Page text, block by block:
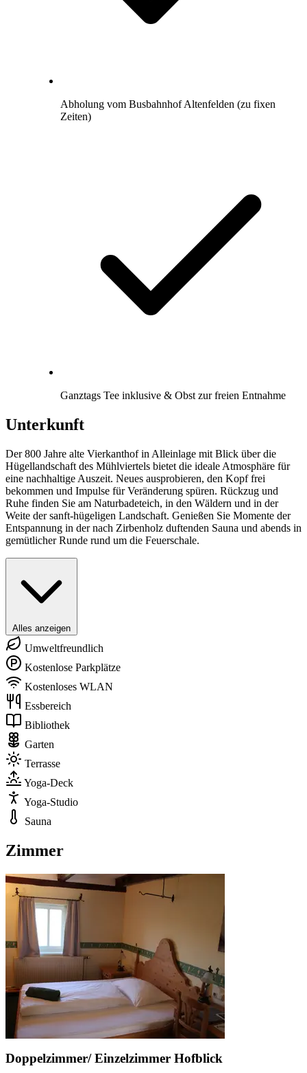
Abholung vom Busbahnhof Altenfelden (zu fixen
Zeiten)
Ganztags Tee inklusive & Obst zur freien Entnahme
Unterkunft
Der 800 Jahre alte Vierkanthof in Alleinlage mit Blick über die
Hügellandschaft des Mühlviertels bietet die ideale Atmosphäre für
eine nachhaltige Auszeit. Neues ausprobieren, den Kopf frei
bekommen und Impulse für Veränderung spüren. Rückzug und
Ruhe finden Sie am Naturbadeteich, in den Wäldern und in der
Weite der sanft-hügeligen Landschaft. Genießen Sie Momente der
Entspannung in der nach Zirbenholz duftenden Sauna und abends in
gemütlicher Runde rund um die Feuerschale.
Alles anzeigen
Umweltfreundlich
Kostenlose Parkplätze
Kostenloses WLAN
Essbereich
Bibliothek
Garten
Terrasse
Yoga-Deck
Yoga-Studio
Sauna
Zimmer
Doppelzimmer/ Einzelzimmer Hofblick